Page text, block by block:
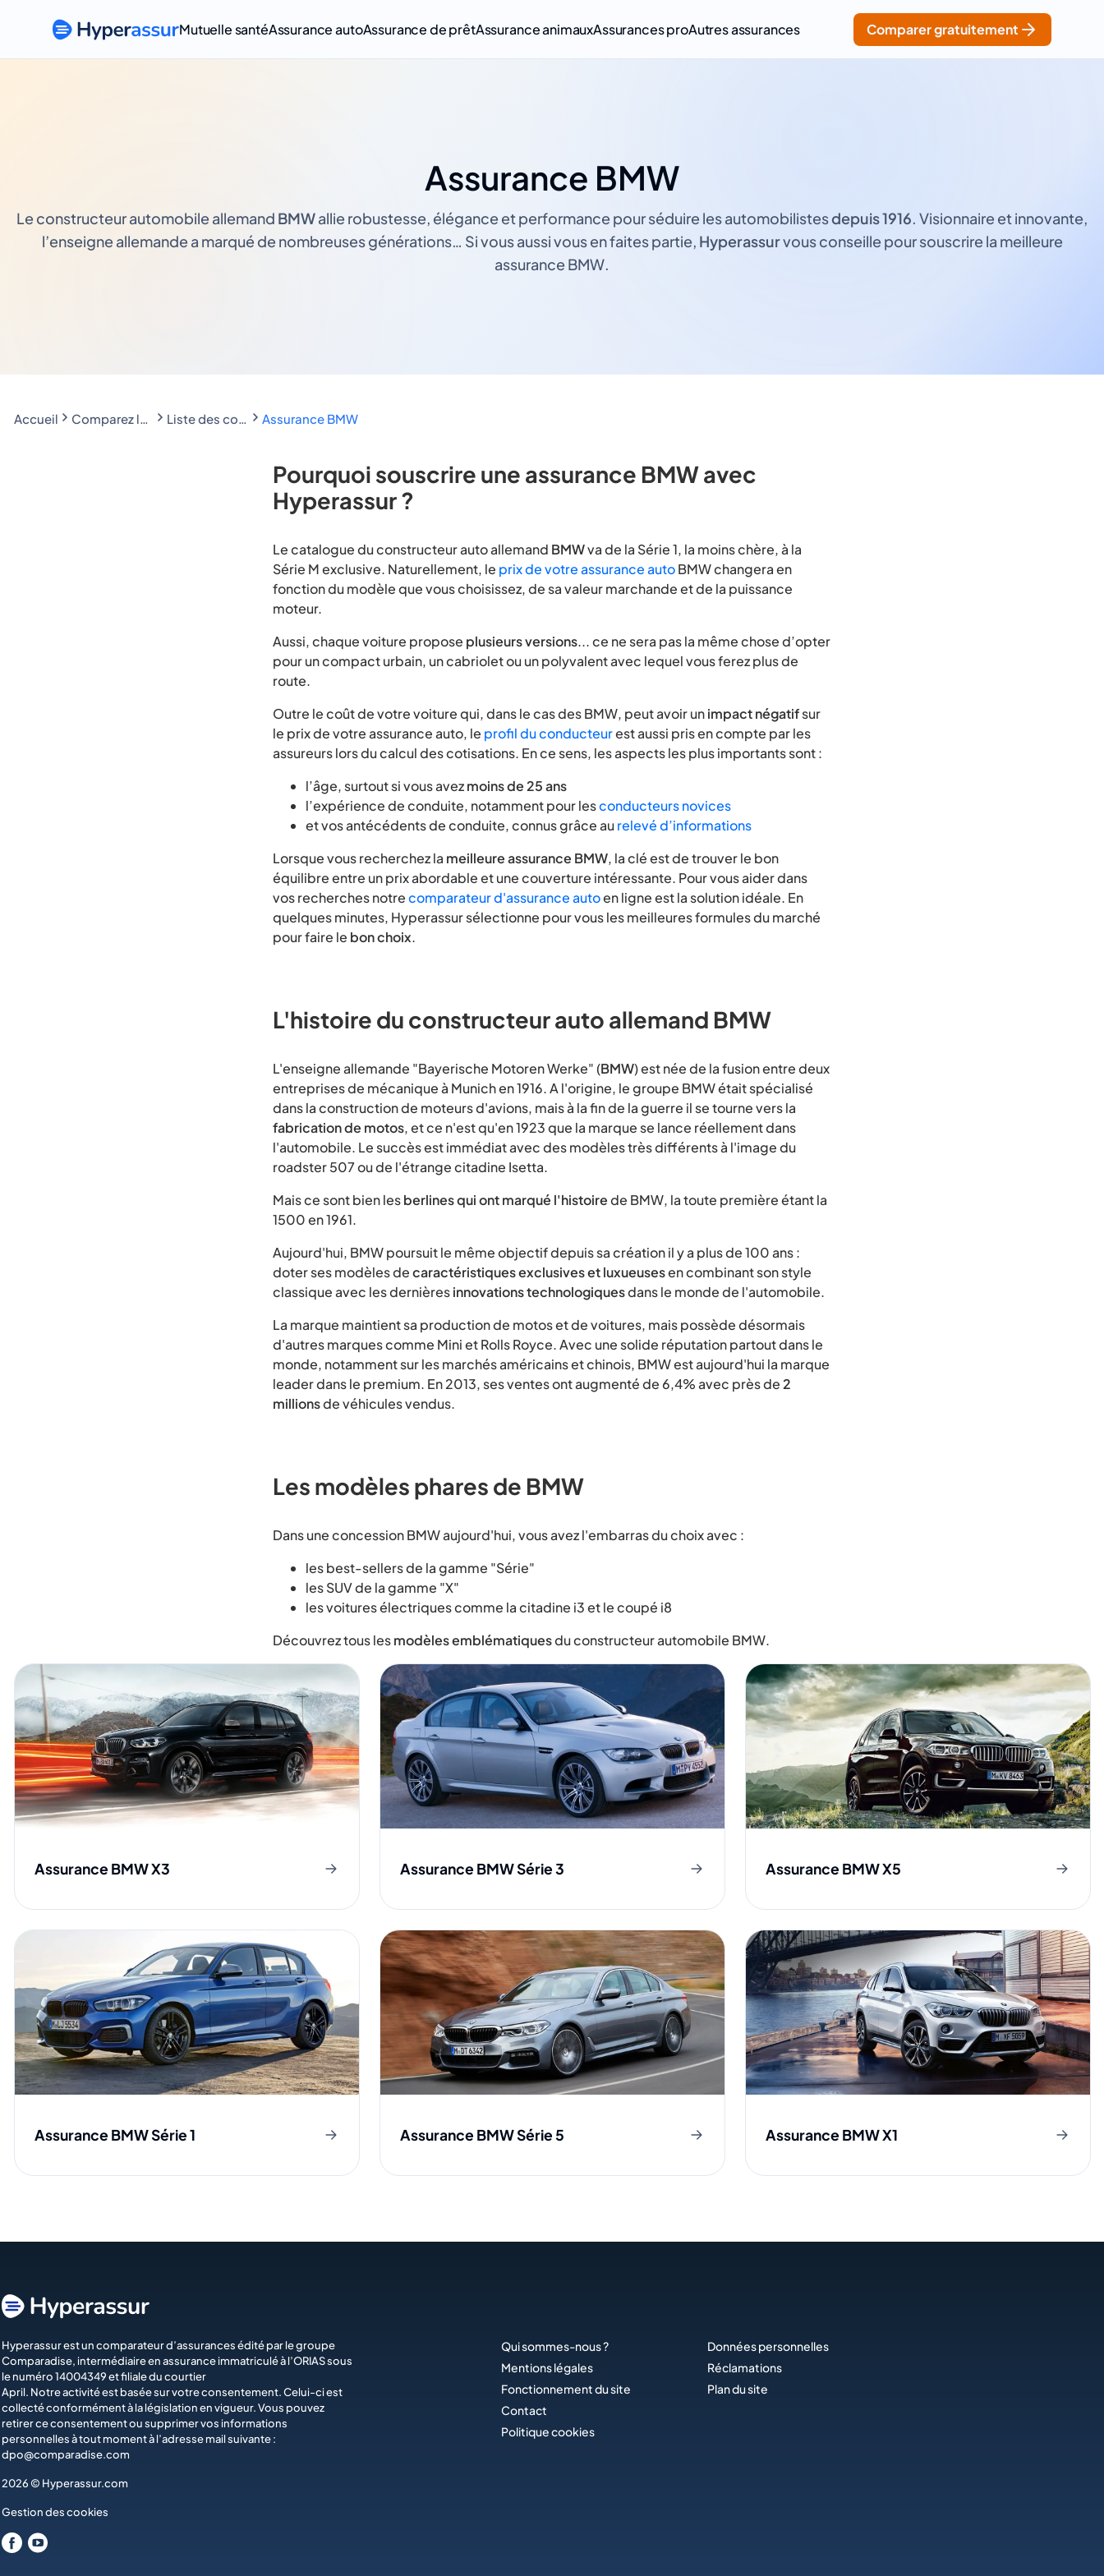
Mutuelle santéAssurance autoAssurance de prêtAssurance animauxAssurances proAutres assurances Comparer gratuitement
Assurance BMW
Le constructeur automobile allemand BMWallie robustesse, élégance et performance pour séduire les automobilistesdepuis 1916. Visionnaire et innovante,
l’enseigne allemande a marqué de nombreuses générations… Si vous aussi vous en faites partie, Hyperassurvous conseille pour souscrire la meilleure
assurance BMW.
Accueil Assurance BMW
Pourquoi souscrire une assurance BMW avec
Hyperassur ?
Le catalogue du constructeur auto allemand BMWva de la Série 1, la moins chère, à la
Série M exclusive. Naturellement, le prix de votre assurance autoBMW changera en
fonction du modèle que vous choisissez, de sa valeur marchande et de la puissance
moteur.
Aussi, chaque voiture propose plusieurs versions... ce ne sera pas la même chose d’opter
pour un compact urbain, un cabriolet ou un polyvalent avec lequel vous ferez plus de
route.
Outre le coût de votre voiture qui, dans le cas des BMW, peut avoir unimpact négatifsur
le prix de votre assurance auto, le profil du conducteurest aussi pris en compte par les
assureurs lors du calcul des cotisations. En ce sens, les aspects les plus importants sont :
l’âge, surtout si vous avezmoins de 25 ans
l’expérience de conduite, notamment pour lesconducteurs novices
et vos antécédents de conduite, connus grâce aurelevé d’informations
Lorsque vous recherchez la meilleure assurance BMW, la clé est de trouver le bon
équilibre entre un prix abordable et une couverture intéressante. Pour vous aider dans
vos recherches notrecomparateur d'assurance autoen ligne est la solution idéale. En
quelques minutes, Hyperassur sélectionne pour vous les meilleures formules du marché
pour faire le bon choix.
L'histoire du constructeur auto allemand BMW
L'enseigne allemande "Bayerische Motoren Werke" (BMW) est née de la fusion entre deux
entreprises de mécanique à Munich en 1916. A l'origine, le groupe BMW était spécialisé
dans la construction de moteurs d'avions, mais à la fin de la guerre il se tourne vers la
fabrication de motos, et ce n'est qu'en 1923 que la marque se lance réellement dans
l'automobile. Le succès est immédiat avec des modèles très différents à l'image du
roadster 507 ou de l'étrange citadine Isetta.
Mais ce sont bien lesberlines qui ont marqué l'histoirede BMW, la toute première étant la
1500 en 1961.
Aujourd'hui, BMW poursuit le même objectif depuis sa création il y a plus de 100 ans :
doter ses modèles decaractéristiques exclusives et luxueusesen combinant son style
classique avec les dernièresinnovations technologiquesdans le monde de l'automobile.
La marque maintient sa production de motos et de voitures, mais possède désormais
d'autres marques comme Mini et Rolls Royce. Avec une solide réputation partout dans le
monde, notamment sur les marchés américains et chinois, BMW est aujourd'hui la marque
leader dans le premium. En 2013, ses ventes ont augmenté de 6,4% avec près de2
millionsde véhicules vendus.
Les modèles phares de BMW
Dans une concession BMW aujourd'hui, vous avez l'embarras du choix avec :
les best-sellers de la gamme "Série"
les SUV de la gamme "X"
les voitures électriques comme la citadine i3 et le coupé i8
Découvrez tous lesmodèles emblématiquesdu constructeur automobile BMW.
Assurance BMW X3 Assurance BMW Série 3 Assurance BMW X5
Assurance BMW Série 1 Assurance BMW Série 5 Assurance BMW X1
Hyperassur est un comparateur d’assurances édité par le groupe
Comparadise, intermédiaire en assurance immatriculé à l’ORIAS sous
le numéro 14004349 et filiale du courtier
April. Notre activité est basée sur votre consentement. Celui-ci est
collecté conformément à la législation en vigueur. Vous pouvez
retirer ce consentement ou supprimer vos informations
personnelles à tout moment à l’adresse mail suivante :
dpo@comparadise.com
2026 © Hyperassur.com
Gestion des cookies
Qui sommes-nous ?
Mentions légales
Fonctionnement du site
Contact
Politique cookies
Données personnelles
Réclamations
Plan du site